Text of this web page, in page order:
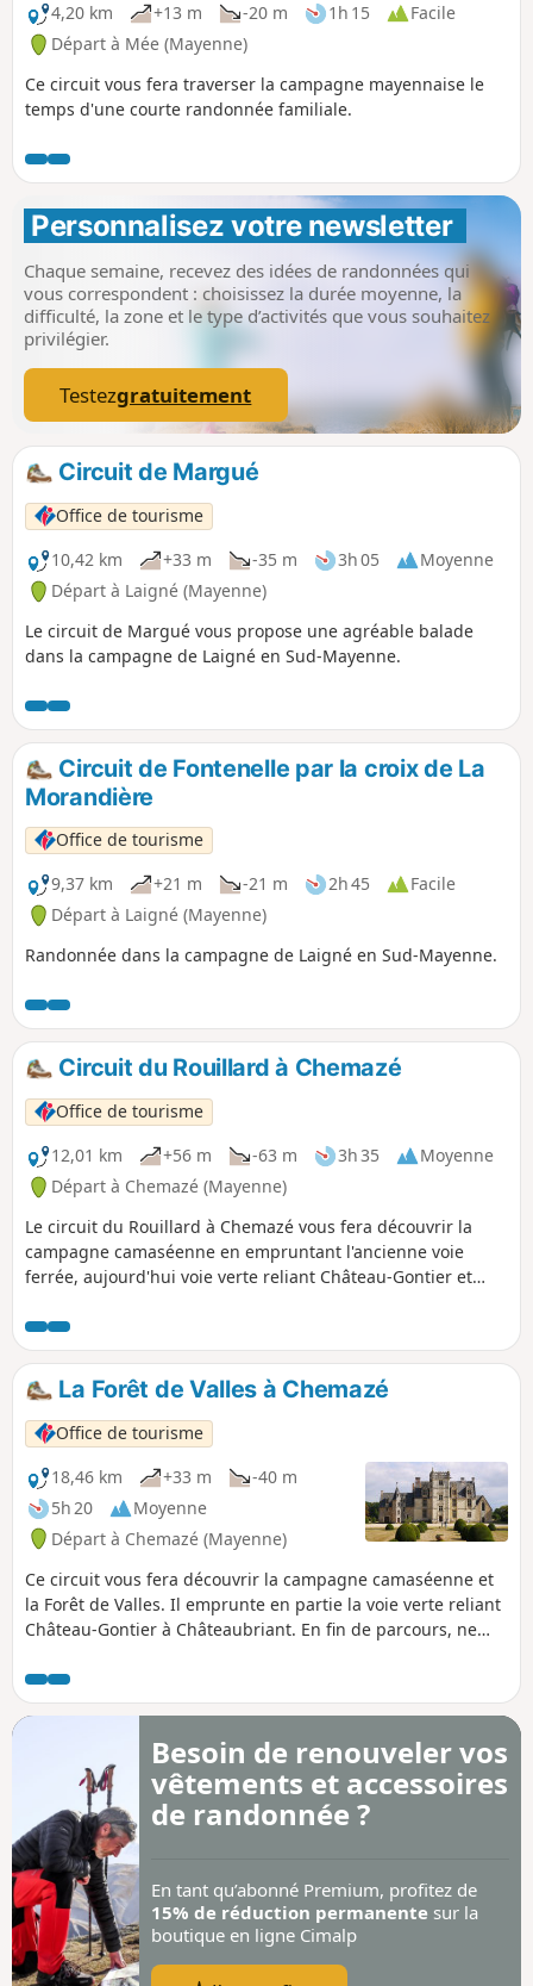
4,20 km
+13 m -20 m 1h 15
Facile
Départ à Mée (Mayenne)
Ce circuit vous fera traverser la campagne mayennaise le
temps d'une courte randonnée familiale.
Personnalisez votre newsletter
Chaque semaine, recevez des idées de randonnées qui
vous correspondent : choisissez la durée moyenne, la
difficulté, la zone et le type d’activités que vous souhaitez
privilégier.
Testezgratuitement
Circuit de Margué
Office de tourisme
10,42 km
+33 m -35 m 3h 05
Moyenne
Départ à Laigné (Mayenne)
Le circuit de Margué vous propose une agréable balade
dans la campagne de Laigné en Sud-Mayenne.
Circuit de Fontenelle par la croix de La
Morandière
Office de tourisme
9,37 km
+21 m -21 m 2h 45
Facile
Départ à Laigné (Mayenne)
Randonnée dans la campagne de Laigné en Sud-Mayenne.
Circuit du Rouillard à Chemazé
Office de tourisme
12,01 km
+56 m -63 m 3h 35
Moyenne
Départ à Chemazé (Mayenne)
Le circuit du Rouillard à Chemazé vous fera découvrir la
campagne camaséenne en empruntant l'ancienne voie
ferrée, aujourd'hui voie verte reliant Château-Gontier et
deux beaux châteaux : le Château de Saint-Ouen et le
Château des Écorces.
La Forêt de Valles à Chemazé
Office de tourisme
18,46 km
+33 m
-40 m
5h 20
Moyenne
Départ à Chemazé (Mayenne)
Ce circuit vous fera découvrir la campagne camaséenne et
la Forêt de Valles. Il emprunte en partie la voie verte reliant
Château-Gontier à Châteaubriant. En fin de parcours, ne
Besoin de renouveler vos
vêtements et accessoires
de randonnée ?
En tant qu’abonné Premium, profitez de
15% de réduction permanente sur la
boutique en ligne Cimalp